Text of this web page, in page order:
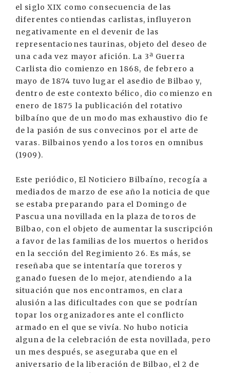
el siglo XIX como consecuencia de las
diferentes contiendas carlistas, influyeron
negativamente en el devenir de las
representaciones taurinas, objeto del deseo de
una cada vez mayor afición. La 3ª Guerra
Carlista dio comienzo en 1868, de febrero a
mayo de 1874 tuvo lugar el asedio de Bilbao y,
dentro de este contexto bélico, dio comienzo en
enero de 1875 la publicación del rotativo
bilbaíno que de un modo mas exhaustivo dio fe
de la pasión de sus convecinos por el arte de
varas. Bilbainos yendo a los toros en omnibus
(1909).
Este periódico, El Noticiero Bilbaíno, recogía a
mediados de marzo de ese año la noticia de que
se estaba preparando para el Domingo de
Pascua una novillada en la plaza de toros de
Bilbao, con el objeto de aumentar la suscripción
a favor de las familias de los muertos o heridos
en la sección del Regimiento 26. Es más, se
reseñaba que se intentaría que toreros y
ganado fuesen de lo mejor, atendiendo a la
situación que nos encontramos, en clara
alusión a las dificultades con que se podrían
topar los organizadores ante el conflicto
armado en el que se vivía. No hubo noticia
alguna de la celebración de esta novillada, pero
un mes después, se aseguraba que en el
aniversario de la liberación de Bilbao, el 2 de